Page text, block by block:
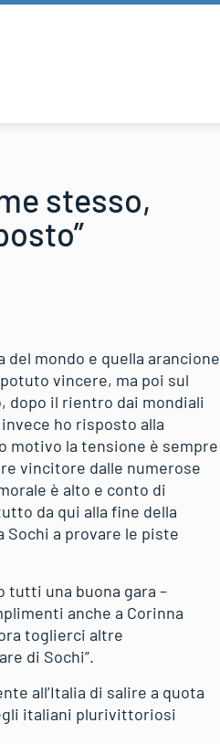
stesso,
del mondo e quella arancione
vincere, ma poi sul
dopo il rientro dai mondiali
ho risposto alla
motivo la tensione è sempre
vincitore dalle numerose
è alto e conto di
da qui alla fine della
Sochi a provare le piste
tutti una buona gara –
anche a Corinna
toglierci altre
di Sochi”.
all’Italia di salire a quota
italiani plurivittoriosi